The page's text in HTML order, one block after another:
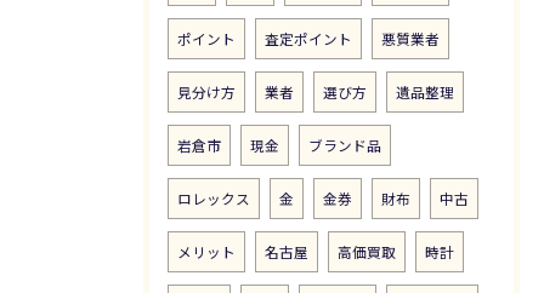
ポイント 査定ポイント 悪質業者
見分け方 業者 選び方 遺品整理
岩倉市 現金 ブランド品
ロレックス 金 金券 財布 中古
メリット 名古屋 高価買取 時計